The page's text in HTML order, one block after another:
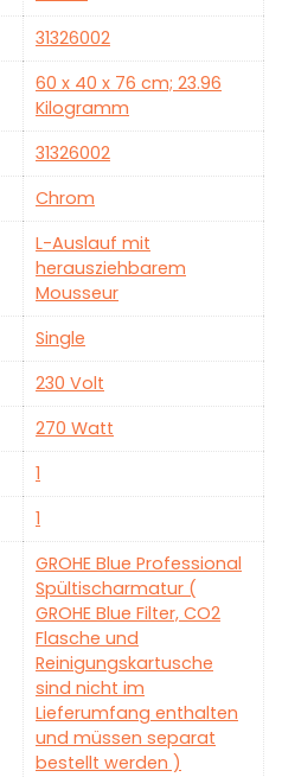
‎31326002
‎60 x 40 x 76 cm; 23.96
Kilogramm
‎31326002
‎Chrom
‎L-Auslauf mit
herausziehbarem
Mousseur
‎Single
‎230 Volt
‎270 Watt
‎1
‎1
‎GROHE Blue Professional
Spültischarmatur (
GROHE Blue Filter, CO2
Flasche und
Reinigungskartusche
sind nicht im
Lieferumfang enthalten
und müssen separat
bestellt werden )